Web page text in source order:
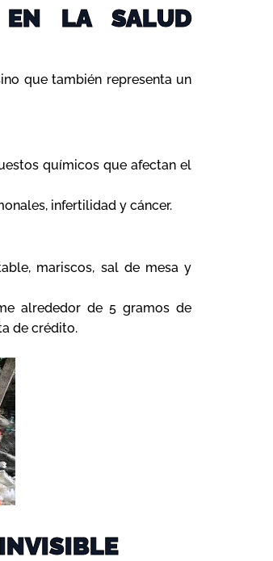
LA SALUD
que también representa un
químicos que afectan el
infertilidad y cáncer.
mariscos, sal de mesa y
alrededor de 5 gramos de
de crédito.